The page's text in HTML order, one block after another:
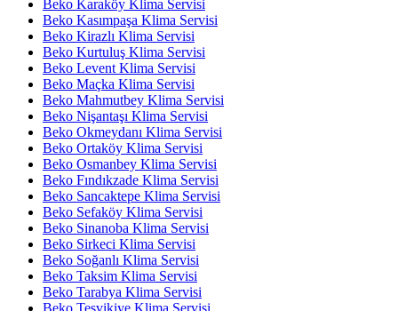
Beko Karaköy Klima Servisi
Beko Kasımpaşa Klima Servisi
Beko Kirazlı Klima Servisi
Beko Kurtuluş Klima Servisi
Beko Levent Klima Servisi
Beko Maçka Klima Servisi
Beko Mahmutbey Klima Servisi
Beko Nişantaşı Klima Servisi
Beko Okmeydanı Klima Servisi
Beko Ortaköy Klima Servisi
Beko Osmanbey Klima Servisi
Beko Fındıkzade Klima Servisi
Beko Sancaktepe Klima Servisi
Beko Sefaköy Klima Servisi
Beko Sinanoba Klima Servisi
Beko Sirkeci Klima Servisi
Beko Soğanlı Klima Servisi
Beko Taksim Klima Servisi
Beko Tarabya Klima Servisi
Beko Teşvikiye Klima Servisi